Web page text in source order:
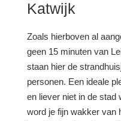
Katwijk
Zoals hierboven al
geen 15 minuten van
staan hier de
personen. Een ideale
en liever niet in de stad
word je fijn wakker van